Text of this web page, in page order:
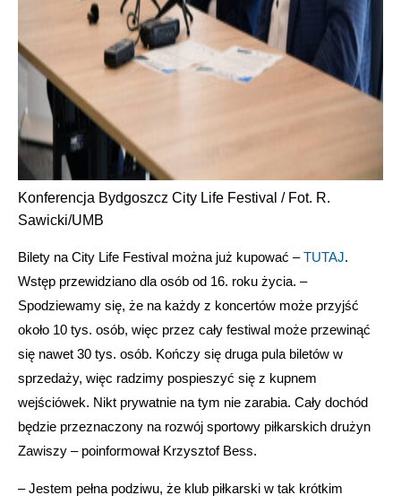
Konferencja Bydgoszcz City Life Festival / Fot. R.
Sawicki/UMB
Bilety na City Life Festival można już kupować –TUTAJ.
Wstęp przewidziano dla osób od 16. roku życia. –
Spodziewamy się, że na każdy z koncertów może przyjść
około 10 tys. osób, więc przez cały festiwal może przewinąć
się nawet 30 tys. osób. Kończy się druga pula biletów w
sprzedaży, więc radzimy pospieszyć się z kupnem
wejściówek. Nikt prywatnie na tym nie zarabia. Cały dochód
będzie przeznaczony na rozwój sportowy piłkarskich drużyn
Zawiszy – poinformował Krzysztof Bess.
– Jestem pełna podziwu, że klub piłkarski w tak krótkim